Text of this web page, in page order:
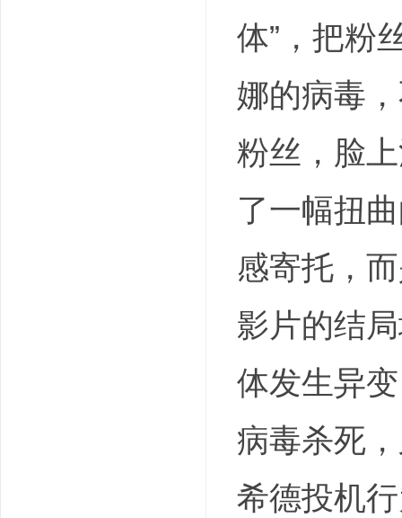
体”，把粉
娜的病毒
粉丝，脸
了一幅扭
感寄托，
影片的结
体发生异
病毒杀死
希德投机